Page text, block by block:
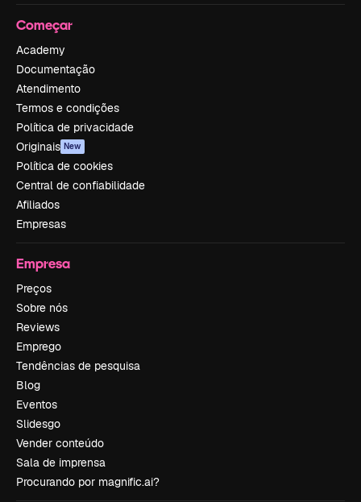
Começar
Academy
Documentação
Atendimento
Termos e condições
Política de privacidade
Originais New
Política de cookies
Central de confiabilidade
Afiliados
Empresas
Empresa
Preços
Sobre nós
Reviews
Emprego
Tendências de pesquisa
Blog
Eventos
Slidesgo
Vender conteúdo
Sala de imprensa
Procurando por magnific.ai?